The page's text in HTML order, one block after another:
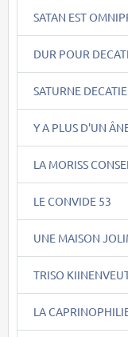
SATAN EST
DUR POUR
SATURNE DECATIE
Y A PLUS D'UN
LA MORISS
LE CONVIDE 53
UNE MAISON
TRISO
LA